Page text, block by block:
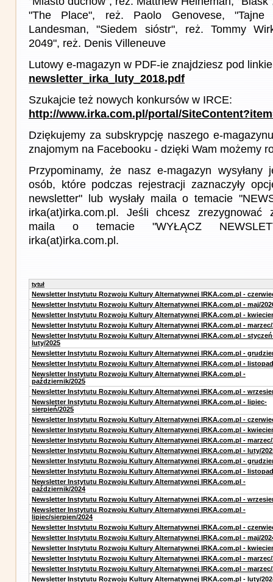
"The Place", reż. Paolo Genovese, "Tajne
Landesman, "Siedem sióstr", reż. Tommy
2049", reż. Denis Villeneuve
Lutowy e-magazyn w PDF-ie znajdziesz pod
newsletter_irka_luty_2018.pdf
Szukajcie też nowych konkursów w IRCE:
http://www.irka.com.pl/portal/
Dziękujemy za subskrypcję naszego e-
znajomym na Facebooku - dzięki Wam możemy
Przypominamy, że nasz e-magazyn
osób, które podczas rejestracji zaznaczyły
newsletter" lub wysłały maila o temacie
irka(at)irka.com.pl. Jeśli chcesz zrezygnować
maila o temacie "WYŁĄCZ
irka(at)irka.com.pl.
tytuł
Newsletter Instytutu Rozwoju Kultury Alternatywnej IRKA.com.pl -
Newsletter Instytutu Rozwoju Kultury Alternatywnej IRKA.com.pl - maj/
Newsletter Instytutu Rozwoju Kultury Alternatywnej IRKA.com.pl -
Newsletter Instytutu Rozwoju Kultury Alternatywnej IRKA.com.pl - marzec/
Newsletter Instytutu Rozwoju Kultury Alternatywnej IRKA.com.pl -
luty/2025
Newsletter Instytutu Rozwoju Kultury Alternatywnej IRKA.com.pl -
Newsletter Instytutu Rozwoju Kultury Alternatywnej IRKA.com.pl -
Newsletter Instytutu Rozwoju Kultury Alternatywnej IRKA.com.pl -
październik/2025
Newsletter Instytutu Rozwoju Kultury Alternatywnej IRKA.com.pl -
Newsletter Instytutu Rozwoju Kultury Alternatywnej IRKA.com.pl - lipiec-
sierpień/2025
Newsletter Instytutu Rozwoju Kultury Alternatywnej IRKA.com.pl -
Newsletter Instytutu Rozwoju Kultury Alternatywnej IRKA.com.pl -
Newsletter Instytutu Rozwoju Kultury Alternatywnej IRKA.com.pl - marzec/
Newsletter Instytutu Rozwoju Kultury Alternatywnej IRKA.com.pl - luty/
Newsletter Instytutu Rozwoju Kultury Alternatywnej IRKA.com.pl -
Newsletter Instytutu Rozwoju Kultury Alternatywnej IRKA.com.pl -
Newsletter Instytutu Rozwoju Kultury Alternatywnej IRKA.com.pl -
październik/2024
Newsletter Instytutu Rozwoju Kultury Alternatywnej IRKA.com.pl -
Newsletter Instytutu Rozwoju Kultury Alternatywnej IRKA.com.pl -
lipiec/sierpien/2024
Newsletter Instytutu Rozwoju Kultury Alternatywnej IRKA.com.pl -
Newsletter Instytutu Rozwoju Kultury Alternatywnej IRKA.com.pl - maj/
Newsletter Instytutu Rozwoju Kultury Alternatywnej IRKA.com.pl -
Newsletter Instytutu Rozwoju Kultury Alternatywnej IRKA.com.pl - marzec/
Newsletter Instytutu Rozwoju Kultury Alternatywnej IRKA.com.pl - marzec/
Newsletter Instytutu Rozwoju Kultury Alternatywnej IRKA.com.pl - luty/